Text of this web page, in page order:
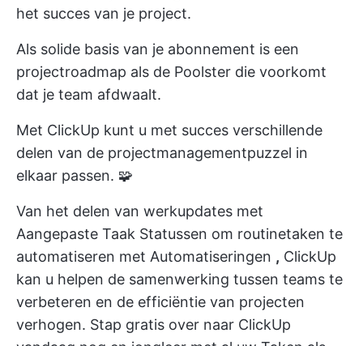
het succes van je project.
Als solide basis van je abonnement is een
projectroadmap als de Poolster die voorkomt
dat je team afdwaalt.
Met ClickUp kunt u met succes verschillende
delen van de projectmanagementpuzzel in
elkaar passen. 🧩
Van het delen van werkupdates met
Aangepaste Taak Statussen om routinetaken te
automatiseren met Automatiseringen , ClickUp
kan u helpen de samenwerking tussen teams te
verbeteren en de efficiëntie van projecten
verhogen. Stap gratis over naar ClickUp